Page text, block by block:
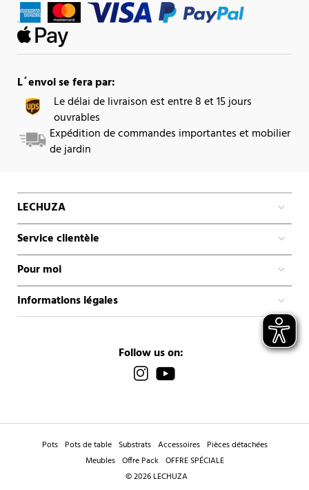
L´envoi se fera par:
Le délai de livraison est entre 8 et 15 jours
ouvrables
Expédition de commandes importantes et mobilier
de jardin
LECHUZA
Service clientèle
Pour moi
Informations légales
Follow us on:
Pots Pots de table Substrats Accessoires Pièces détachées
Meubles Offre Pack OFFRE SPÉCIALE
© 2026 LECHUZA